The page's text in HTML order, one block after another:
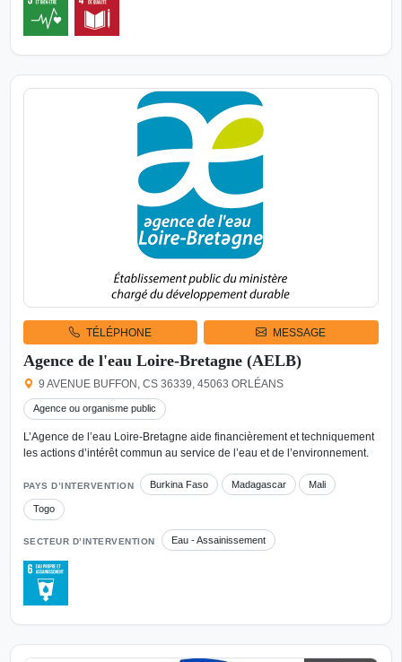
TÉLÉPHONE MESSAGE
Agence de l'eau Loire-Bretagne (AELB)
9 AVENUE BUFFON, CS 36339, 45063 ORLÉANS
Agence ou organisme public
L’Agence de l’eau Loire-Bretagne aide financièrement et techniquement
les actions d’intérêt commun au service de l’eau et de l’environnement.
PAYS D’INTERVENTION Burkina Faso Madagascar Mali
Togo
SECTEUR D’INTERVENTION Eau - Assainissement